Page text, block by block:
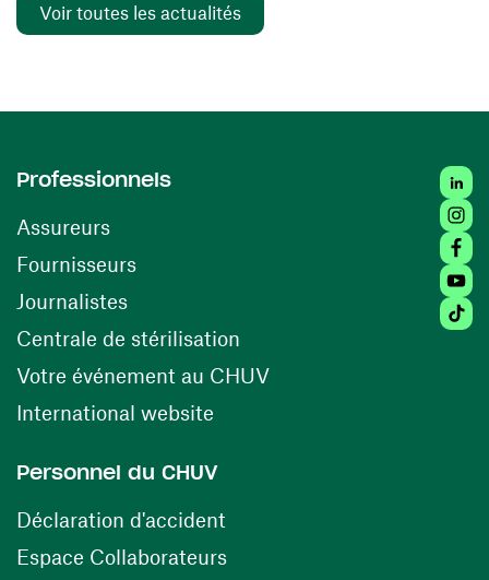
Voir toutes les actualités
Professionnels
Assureurs
Fournisseurs(ouvre une nouvelle fenêtre)
Journalistes
Centrale de stérilisation (ouvre une nouvelle
Votre événement au CHUV(ouvre une nouvelle
International website
Personnel du CHUV
Déclaration d'accident
Espace Collaborateurs(ouvre une nouvelle fenêtre)